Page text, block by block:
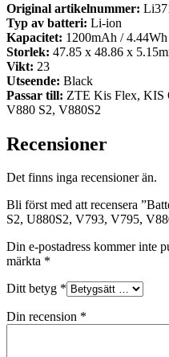
Original artikelnummer:
Typ av batteri: Li-ion
Kapacitet: 1200mAh / 4.44Wh
Storlek: 47.85 x 48.86 x
Vikt: 23
Utseende: Black
Passar till: ZTE Kis Flex, KIS
V880 S2, V880S2
Recensioner
Det finns inga recensioner än.
Bli först med att recensera
S2, U880S2, V793, V795,
Din e-postadress kommer inte
märkta *
Ditt betyg *
Din recension *